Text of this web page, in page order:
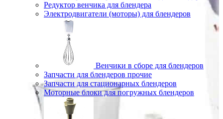
Редуктор венчика для блендера
Электродвигатели (моторы) для блендеров
Венчики в сборе для блендеров
Запчасти для блендеров прочие
Запчасти для стационарных блендеров
Моторные блоки для погружных блендеров